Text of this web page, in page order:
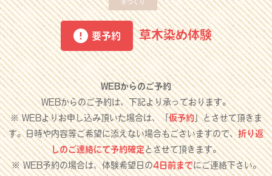
手づくり
要予約 草木染め体験
WEBからのご予約
WEBからのご予約は、下記より承っております。
※ WEBよりお申し込み頂いた場合は、「仮予約」とさせて頂きま
す。日時や内容等ご希望に添えない場合もございますので、折り返
しのご連絡にて予約確定とさせて頂きます。
※ WEB予約の場合は、体験希望日の4日前までにご連絡下さい。